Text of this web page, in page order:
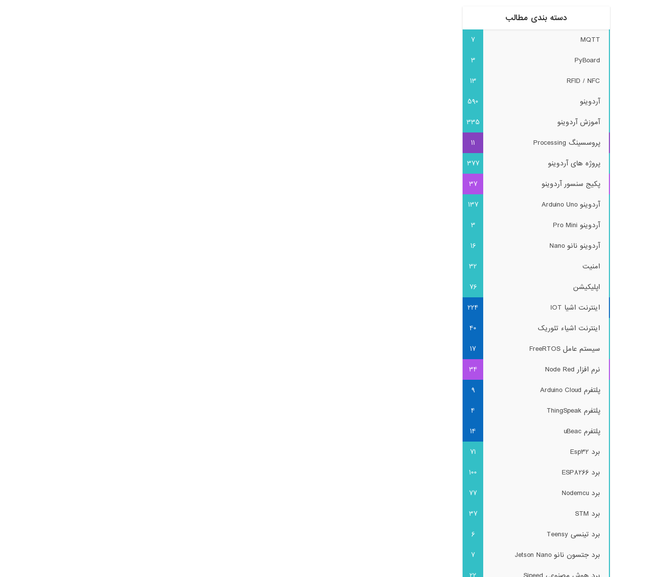
دسته بندی مطالب
MQTT
7
PyBoard
3
RFID / NFC
13
آردوینو
590
آموزش آردوینو
335
پروسسینگ Processing
11
پروژه های آردوینو
377
پکیج سنسور آردوینو
37
آردوینو Arduino Uno
137
آردوینو Pro Mini
3
آردوینو نانو Nano
16
امنیت
32
اپلیکیشن
76
اینترنت اشیا IOT
224
اینترنت اشیاء تئوریک
40
سیستم عامل FreeRTOS
17
نرم افزار Node Red
34
پلتفرم Arduino Cloud
9
پلتفرم ThingSpeak
4
پلتفرم uBeac
14
برد Esp32
71
برد ESP8266
100
برد Nodemcu
77
برد STM
37
برد تینسی Teensy
6
برد جتسون نانو Jetson Nano
7